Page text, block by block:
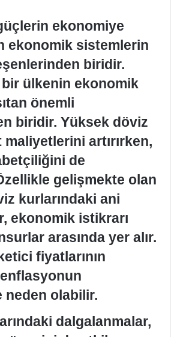
ekonomiye
ekonomik sistemlerin
biridir.
bir ülkenin ekonomik
önemli
biridir. Yüksek döviz
maliyetlerini artırırken,
de
gelişmekte olan
kurlarındaki ani
ekonomik istikrarı
arasında yer alır.
fiyatlarının
neden olabilir.
dalgalanmalar,